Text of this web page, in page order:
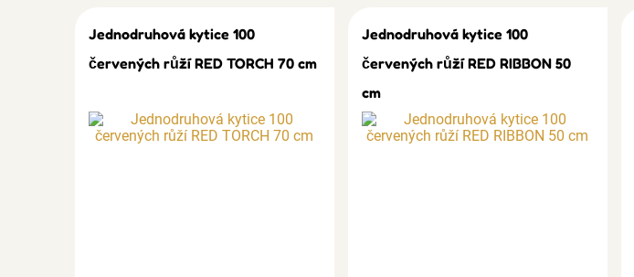
Jednodruhová kytice 100
červených růží RED TORCH 70 cm
Jednodruhová kytice 100
červených růží RED RIBBON 50
cm